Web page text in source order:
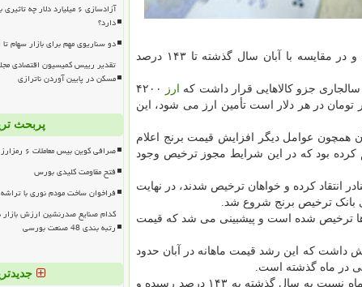
هر کیلو برنج خارجی به صورت متوسط در آبان سال جاری نسبت به مهرماه حدود ۷.۹ درصد و در مقایسه با آبان سال گذشته تا ۱۴۳ درصد
سالجاری جزو کالاهایی قرار داشت که ارز
۴۲۰۰
می کرد اما از این فهرست کنار گذاشته شد و با نرخ سامانه نیما که حدود ۲۵ هزار تومان در هر دلار است تأمین ارز می شود، این
ترخیص آن همچون عوامل دیگر افزایش قیمت برنج اعلام
کرده بود که در این شرایط مجوز ترخیص وجود
انتقاد کرده و خواهان ترخیص شدند، در نهایت
بانک ترخیص برنج شروع شد.
داشت که نزدیک به ۱۰۰ هزار تن از این برنج ها ترخیص شده است و پیشبینی می شد که قیمت
قیمت برنج های وارداتی نسبت به شهریور ۱۲.۳ درصد افزایش داشت که این رشد قیمت ماهانه در آبان حدود
اما فزایش قیمت در مهر سال جاری نسبت به ماه مشابه سال قبل تا ۱۳۶ درصد بود که در آبان ماه نسبت به سال گذشته به ۱۴۳ درصد رسیده و
آزادسازی ۶ میلیارد دلار
دارد؟
دو سناریوی مهم برای بازار سهام تا
تقدیر رییس کمیسیون اقتصادی
مسکن در پایین آوردن ناترازی
پربحث
صرافی کوین بیس معاملات ۶ رمزارز را متوقف ساخت
فتح مقاومت کلیدی بورس
فراخوان ساخت مودم نوری با
کدام صنایع صدرنشین ارزش
رتبه بندی 48 صنعت بورسی